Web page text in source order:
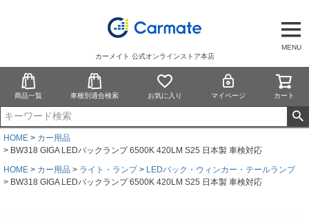
MENU
カーメイト 公式オンラインストア本店
商品一覧 車種別適合検索 お気に入り マイページ カート
HOME
カー用品
BW318 GIGA LEDバックランプ 6500K 420LM S25 日本製 車検対応
HOME
カー用品 ライト・ランプ
LEDバック・ウィンカー・テールランプ
BW318 GIGA LEDバックランプ 6500K 420LM S25 日本製 車検対応